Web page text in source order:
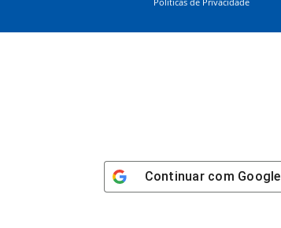
Continuar com Google